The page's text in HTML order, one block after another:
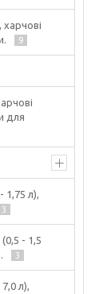
харчові
9
для
1,75 л),
3
- 1,5
3
л),